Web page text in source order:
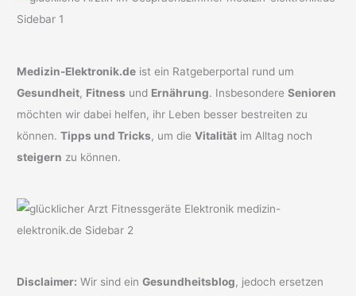
Medizin-Elektronik.de ist ein Ratgeberportal rund um
Gesundheit, Fitness und Ernährung. InsbesondereSenioren
möchten wir dabei helfen, ihr Leben besser bestreiten zu
können.Tipps und Tricks, um dieVitalität im Alltag noch
steigern zu können.
Disclaimer: Wir sind einGesundheitsblog, jedoch ersetzen